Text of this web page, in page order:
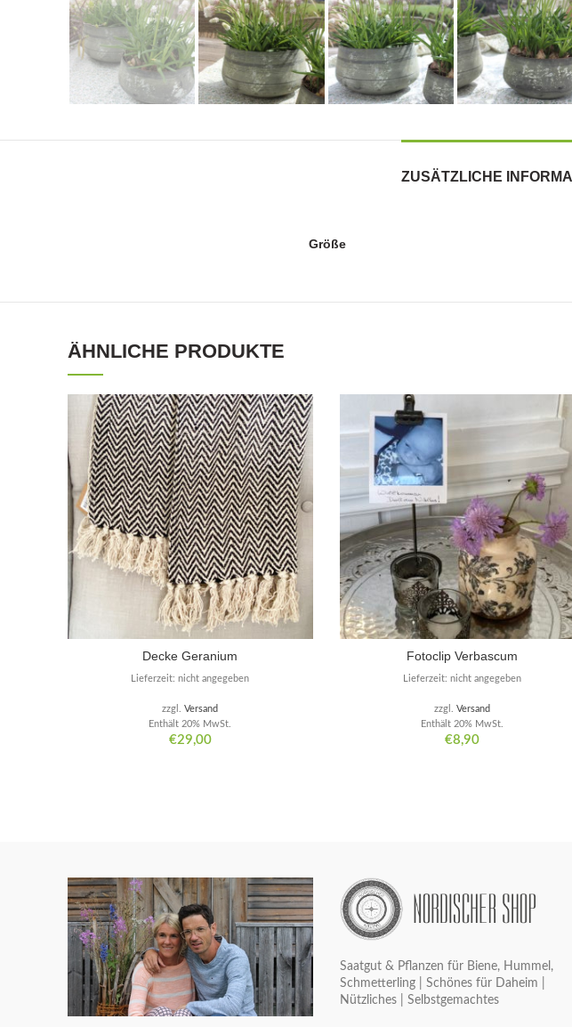
ZUSÄTZLICHE
Größe
ÄHNLICHE PRODUKTE
Decke Geranium
€29,00
Enthält 20% MwSt.
zzgl.Versand
Lieferzeit: nicht angegeben
Fotoclip Verbascum
€8,90
Enthält 20% MwSt.
zzgl. Versand
Lieferzeit: nicht angegeben
Saatgut & Pflanzen für Biene, Hummel,
Schmetterling | Schönes für Daheim |
Nützliches | Selbstgemachtes